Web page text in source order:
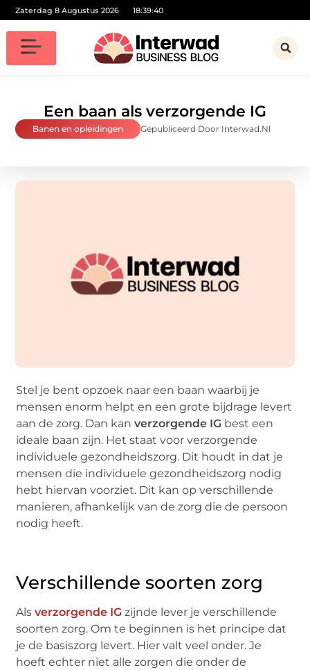
Zaterdag 8 Augustus 2026 18:39:41
Een baan als verzorgende IG
Banen en opleidingen Gepubliceerd Door Interwad.nl
Stel je bent opzoek naar een baan waarbij je
mensen enorm helpt en een grote bijdrage levert
aan de zorg. Dan kanverzorgende IG best een
ideale baan zijn. Het staat voor verzorgende
individuele gezondheidszorg. Dit houdt in dat je
mensen die individuele gezondheidszorg nodig
hebt hiervan voorziet. Dit kan op verschillende
manieren, afhankelijk van de zorg die de persoon
nodig heeft.
Verschillende soorten zorg
Alsverzorgende IG zijnde lever je verschillende
soorten zorg. Om te beginnen is het principe dat
je de basiszorg levert. Hier valt veel onder. Je
hoeft echter niet alle zorgen die onder de